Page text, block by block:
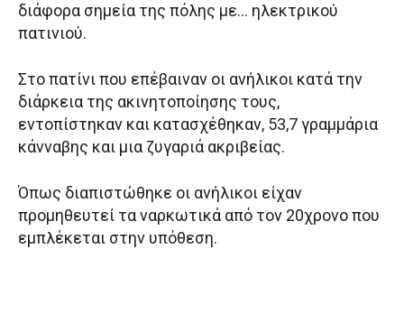
διάφορα σημεία της πόλης με… ηλεκτρικού
πατινιού.
Στο πατίνι που επέβαιναν οι ανήλικοι κατά την
διάρκεια της ακινητοποίησης τους,
εντοπίστηκαν και κατασχέθηκαν, 53,7 γραμμάρια
κάνναβης και μια ζυγαριά ακριβείας.
Όπως διαπιστώθηκε οι ανήλικοι είχαν
προμηθευτεί τα ναρκωτικά από τον 20χρονο που
εμπλέκεται στην υπόθεση.